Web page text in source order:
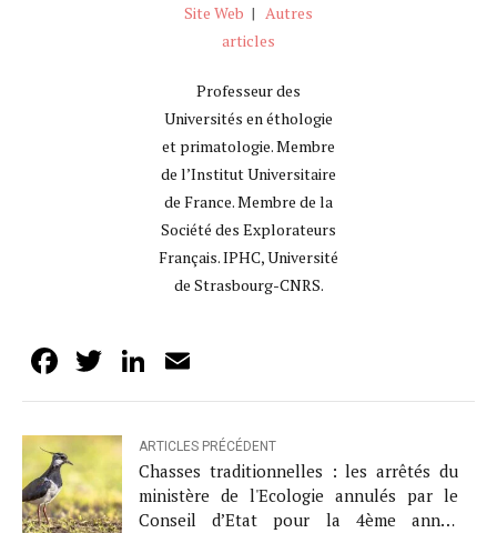
Site Web | Autres
articles
Professeur des
Universités en éthologie
et primatologie. Membre
de l’Institut Universitaire
de France. Membre de la
Société des Explorateurs
Français. IPHC, Université
de Strasbourg-CNRS.
Facebook
TwitterLinkedIn
ARTICLES PRÉCÉDENT
Chasses traditionnelles : les arrêtés du
ministère de l'Ecologie annulés par le
Conseil d’Etat pour la 4ème année